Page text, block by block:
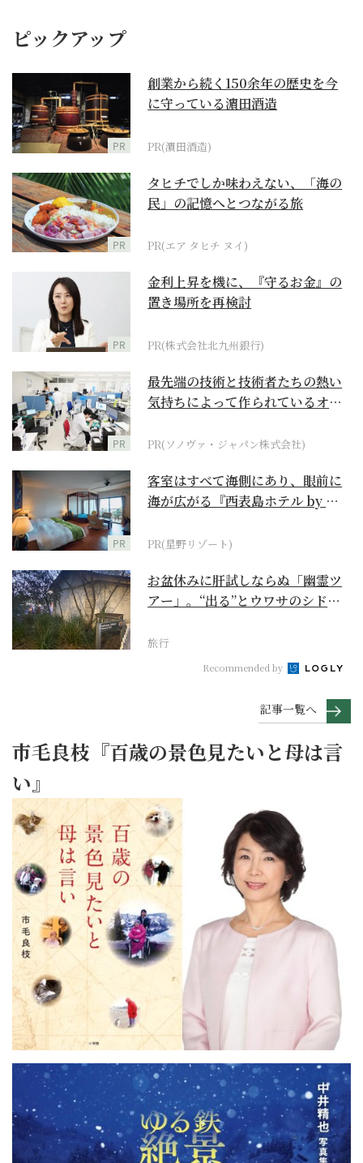
ピックアップ
PR
創業から続く150余年の歴史を今
に守っている濵田酒造
PR(濵田酒造)
PR
タヒチでしか味わえない、「海の
民」の記憶へとつながる旅
PR(エア タヒチ ヌイ)
PR
金利上昇を機に、『守るお金』の
置き場所を再検討
PR(株式会社北九州銀行)
PR
最先端の技術と技術者たちの熱い
気持ちによって作られているオー
PR(ソノヴァ・ジャパン株式会社)
PR
客室はすべて海側にあり、眼前に
海が広がる『西表島ホテル by 星
PR(星野リゾート)
お盆休みに肝試しならぬ「幽霊ツ
アー」。“出る”とウワサのシドニ
旅行
Recommended by
記事一覧へ
市毛良枝『百歳の景色見たいと母は言
い』